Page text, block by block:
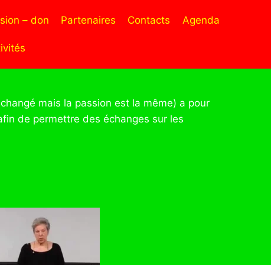
– don Partenaires Contacts Agenda
mais la passion est la même) a pour
de permettre des échanges sur les